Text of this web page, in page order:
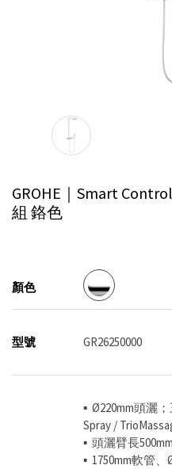
GROHE｜Smart
組 鉻色
顏色
型號 GR26250000
▪ Ø220mm頭灑
Spray /
▪ 頭灑臂長500mm
▪ 1750mm軟管